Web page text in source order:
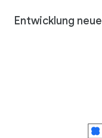
Entwicklung